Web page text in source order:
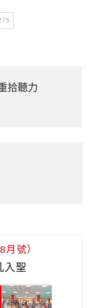
拾聽力
號）
聖